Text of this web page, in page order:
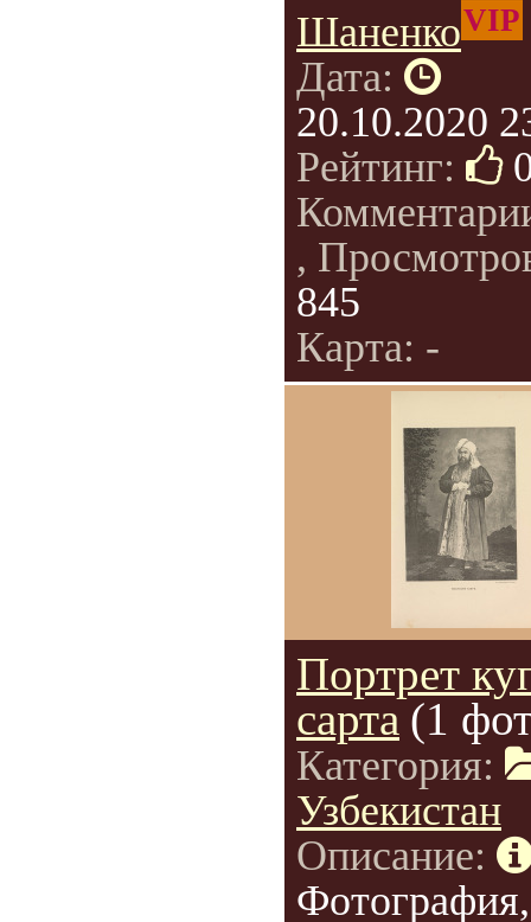
ШаненкоVIP
Дата:
20.10.2020
Рейтинг:
,
845
Карта: -
Портрет
сарта (1
Категория:
Узбекистан
Описание:
Фотография,